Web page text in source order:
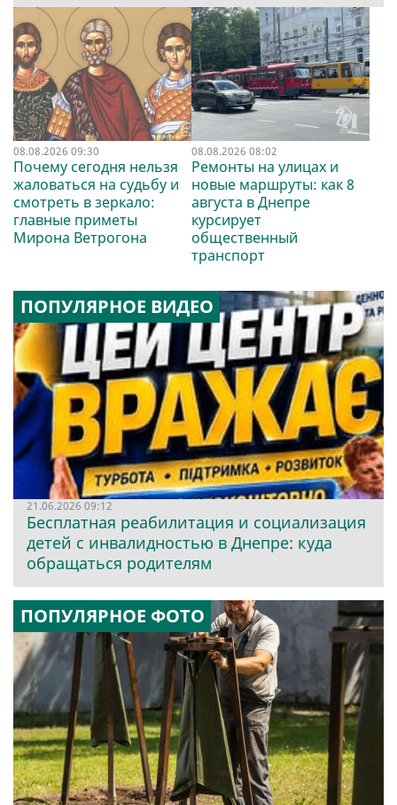
08.08.2026 09:30
Почему сегодня нельзя
жаловаться на судьбу и
смотреть в зеркало:
главные приметы
Мирона Ветрогона
08.08.2026 08:02
Ремонты на улицах и
новые маршруты: как 8
августа в Днепре
курсирует
общественный
транспорт
ПОПУЛЯРНОЕ ВИДЕО
21.06.2026 09:12
Бесплатная реабилитация и социализация
детей с инвалидностью в Днепре: куда
обращаться родителям
ПОПУЛЯРНОЕ ФОТО